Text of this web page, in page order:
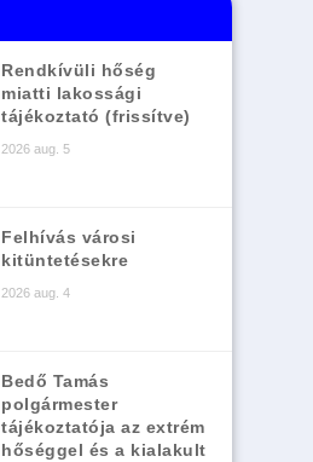
Rendkívüli hőség
miatti lakossági
tájékoztató (frissítve)
2026 aug. 5
Felhívás városi
kitüntetésekre
2026 aug. 4
Bedő Tamás
polgármester
tájékoztatója az extrém
hőséggel és a kialakult